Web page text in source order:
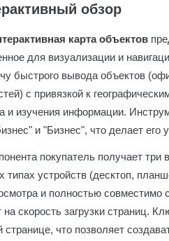
обзор
карта объектов
для визуализации и
быстрого вывода объектов
с привязкой к
и изучения информации.
и "Бизнес", что делает
покупатель получает
типах устройств (десктоп,
и полностью
на скорость загрузки страниц.
странице, что позволяет